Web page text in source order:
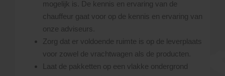
mogelijk is. De kennis en ervaring van de
chauffeur gaat voor op de kennis en ervaring van
onze adviseurs.
Zorg dat er voldoende ruimte is op de leverplaats
voor zowel de vrachtwagen als de producten.
Laat de pakketten op een vlakke ondergrond